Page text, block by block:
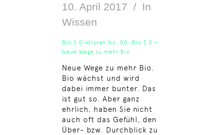
10. April 2017
In
Wissen
Bio 3.0-Wissen No. 00: Bio 3.0 –
Neue Wege zu mehr Bio
Neue Wege zu mehr Bio.
Bio wächst und wird
dabei immer bunter. Das
ist gut so. Aber ganz
ehrlich, haben Sie nicht
auch oft das Gefühl, den
Über- bzw. Durchblick zu